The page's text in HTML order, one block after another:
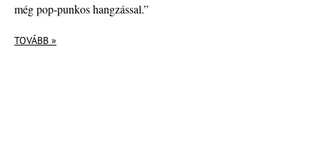
még pop-punkos hangzással.”
TOVÁBB »